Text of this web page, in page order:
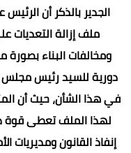
الجدير بالذكر أن
ملف إزالة التعديات
ومخالفات البناء بصورة
دورية للسيد رئيس مجلس
في هذا الشأن، حيث أن
لهذا الملف تعطى قوة
إنفاذ القانون ومديريات